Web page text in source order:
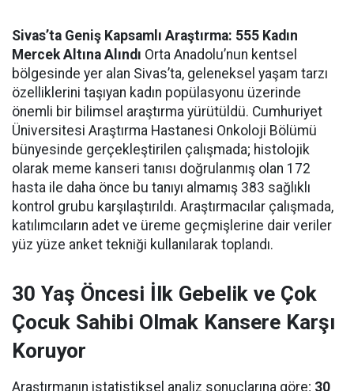
Sivas’ta Geniş Kapsamlı Araştırma: 555 Kadın
Mercek Altına Alındı Orta Anadolu’nun kentsel
bölgesinde yer alan Sivas’ta, geleneksel yaşam tarzı
özelliklerini taşıyan kadın popülasyonu üzerinde
önemli bir bilimsel araştırma yürütüldü. Cumhuriyet
Üniversitesi Araştırma Hastanesi Onkoloji Bölümü
bünyesinde gerçekleştirilen çalışmada; histolojik
olarak meme kanseri tanısı doğrulanmış olan 172
hasta ile daha önce bu tanıyı almamış 383 sağlıklı
kontrol grubu karşılaştırıldı. Araştırmacılar çalışmada,
katılımcıların adet ve üreme geçmişlerine dair veriler
yüz yüze anket tekniği kullanılarak toplandı.
30 Yaş Öncesi İlk Gebelik ve Çok
Çocuk Sahibi Olmak Kansere Karşı
Koruyor
Araştırmanın istatistiksel analiz sonuçlarına göre; 30